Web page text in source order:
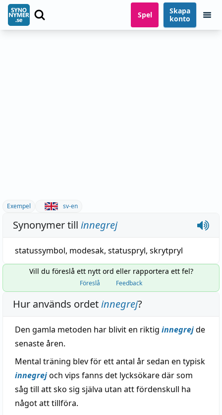
Spel
Skapa
konto
Exempel sv-en
Synonymer till innegrej
statussymbol, modesak, statuspryl, skrytpryl
Vill du föreslå ett nytt ord eller rapportera ett fel?
Föreslå Feedback
Hur används ordetinnegrej?
Den gamla metoden har blivit en riktig innegrejde
senaste åren.
Mental träning blev för ett antal år sedan en typisk
innegrejoch vips fanns det lycksökare där som
såg till att sko sig själva utan att fördenskull ha
något att tillföra.